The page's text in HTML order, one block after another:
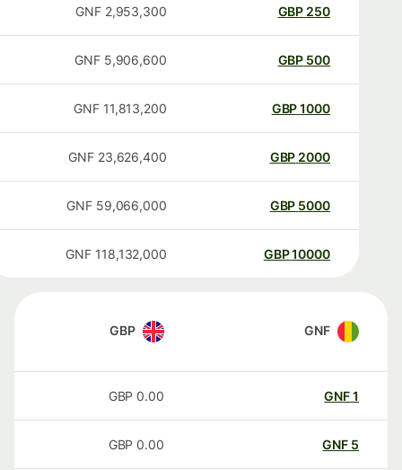
250
GBP
2,953,300
GNF
500
GBP
5,906,600
GNF
1000
GBP
11,813,200
GNF
2000
GBP
23,626,400
GNF
5000
GBP
59,066,000
GNF
10000
GBP
118,132,000
GNF
GNF
GBP
GNF
0.00
GBP
GNF
0.00
GBP